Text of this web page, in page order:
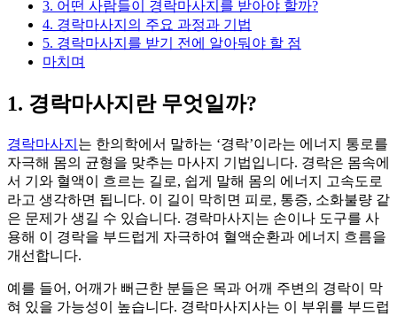
3. 어떤 사람들이 경락마사지를 받아야 할까?
4. 경락마사지의 주요 과정과 기법
5. 경락마사지를 받기 전에 알아둬야 할 점
마치며
1. 경락마사지란 무엇일까?
경락마사지 는 한의학에서 말하는 ‘경락’이라는 에너지 통로를
자극해 몸의 균형을 맞추는 마사지 기법입니다. 경락은 몸속에
서 기와 혈액이 흐르는 길로, 쉽게 말해 몸의 에너지 고속도로
라고 생각하면 됩니다. 이 길이 막히면 피로, 통증, 소화불량 같
은 문제가 생길 수 있습니다. 경락마사지는 손이나 도구를 사
용해 이 경락을 부드럽게 자극하여 혈액순환과 에너지 흐름을
개선합니다.
예를 들어, 어깨가 뻐근한 분들은 목과 어깨 주변의 경락이 막
혀 있을 가능성이 높습니다. 경락마사지사는 이 부위를 부드럽